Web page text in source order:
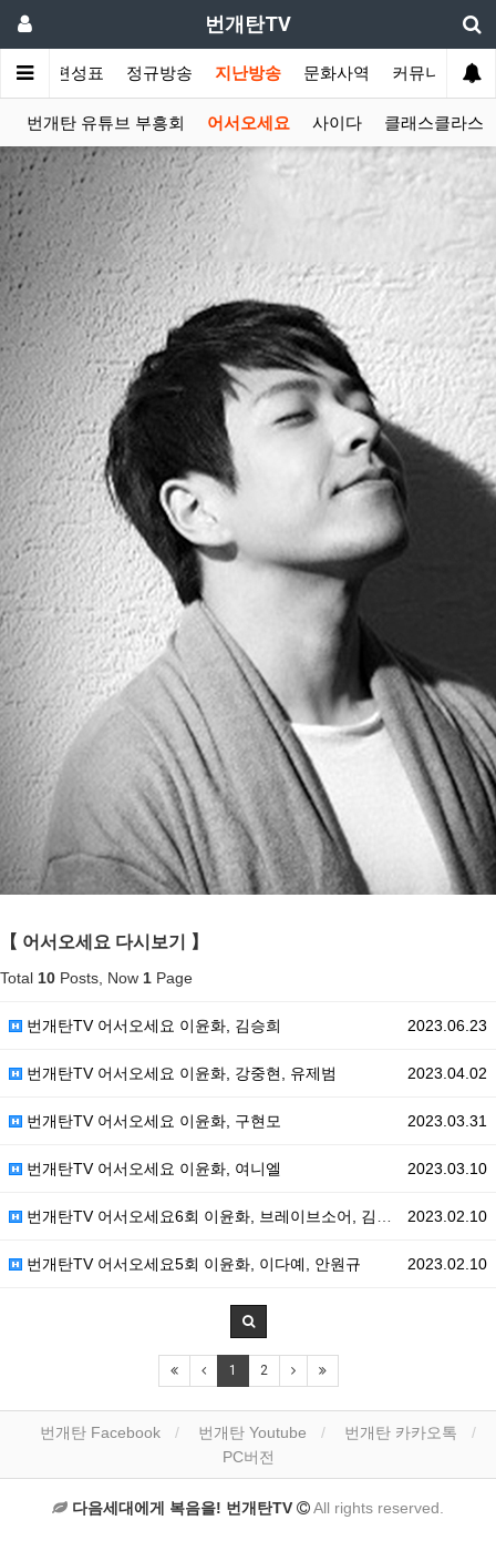
번개탄TV
주간 편성표 정규방송 지난방송 문화사역 커뮤니티
번개탄 유튜브 부흥회 어서오세요 사이다 클래스클라스
【 어서오세요 다시보기 】
Total 10 Posts, Now 1 Page
2023.06.23
번개탄TV 어서오세요 이윤화, 김승희
2023.04.02
번개탄TV 어서오세요 이윤화, 강중현, 유제범
2023.03.31
번개탄TV 어서오세요 이윤화, 구현모
2023.03.10
번개탄TV 어서오세요 이윤화, 여니엘
2023.02.10
번개탄TV 어서오세요6회 이윤화, 브레이브소어, 김소중
2023.02.10
번개탄TV 어서오세요5회 이윤화, 이다예, 안원규
1 2
번개탄 Facebook 번개탄 Youtube
번개탄 카카오톡
PC버전
다음세대에게 복음을! 번개탄TV All rights reserved.